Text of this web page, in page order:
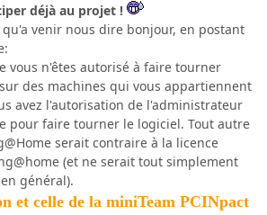
déjà au projet !
venir nous dire bonjour, en postant
vous n'êtes autorisé à faire tourner
des machines qui vous appartiennent
avez l'autorisation de l'administrateur
pour faire tourner le logiciel. Tout autre
serait contraire à la licence
(et ne serait tout simplement
général).
et celle de la miniTeam PCINpact